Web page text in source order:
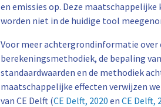
en emissies op. Deze
worden niet in de huidige tool
Voor meer achtergrondinformatie over
berekeningsmethodiek, de bepaling
standaardwaarden en de methodiek
maatschappelijke effecten verwijzen
van CE Delft (CE Delft, 2020 en CE Delft,